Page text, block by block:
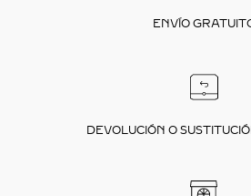
ENVÍO
DEVOLUCIÓN O